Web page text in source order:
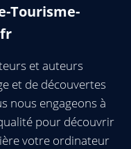
Tourisme-
et auteurs
et de découvertes
nous engageons à
pour découvrir
votre ordinateur